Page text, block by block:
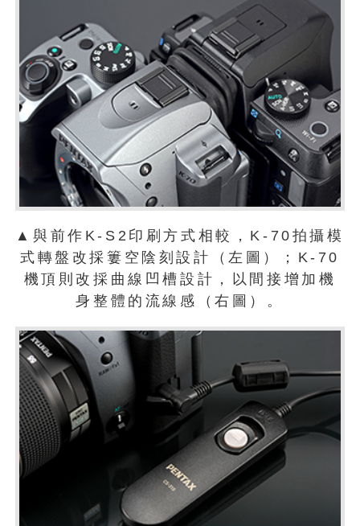
▲與前作K-S2印刷方式相較，K-70拍攝模
式轉盤改採簍空陰刻設計（左圖）；K-70
機頂則改採曲線凹槽設計，以間接增加機
身整體的流線感（右圖）。